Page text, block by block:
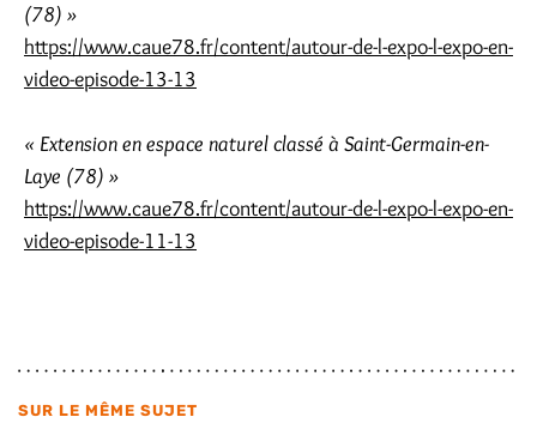
(78) »
https://www.caue78.fr/content/autour-de-l-expo-l-expo-en-
video-episode-13-13
« Extension en espace naturel classé à Saint-Germain-en-
Laye (78) »
https://www.caue78.fr/content/autour-de-l-expo-l-expo-en-
video-episode-11-13
SUR LE MÊME SUJET